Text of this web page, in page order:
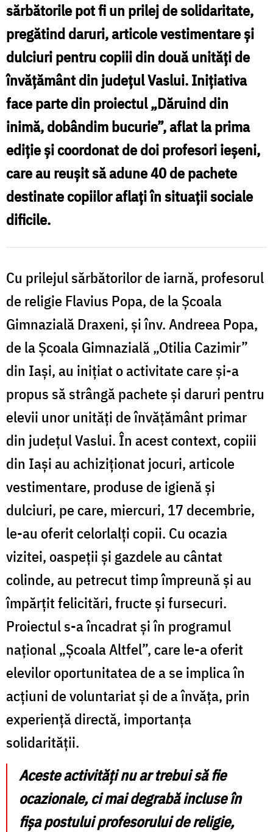
sărbătorile pot fi un prilej de solidaritate,
pregătind daruri, articole vestimentare și
dulciuri pentru copiii din două unități de
învățământ din județul Vaslui. Inițiativa
face parte din proiectul „Dăruind din
inimă, dobândim bucurie”, aflat la prima
ediție și coordonat de doi profesori ieșeni,
care au reușit să adune 40 de pachete
destinate copiilor aflați în situații sociale
dificile.
Cu prilejul sărbătorilor de iarnă, profesorul
de religie Flavius Popa, de la Școala
Gimnazială Draxeni, și înv. Andreea Popa,
de la Școala Gimnazială „Otilia Cazimir”
din Iași, au inițiat o activitate care și-a
propus să strângă pachete și daruri pentru
elevii unor unități de învățământ primar
din județul Vaslui. În acest context, copiii
din Iași au achiziționat jocuri, articole
vestimentare, produse de igienă și
dulciuri, pe care, miercuri, 17 decembrie,
le-au oferit celorlalți copii. Cu ocazia
vizitei, oaspeții și gazdele au cântat
colinde, au petrecut timp împreună și au
împărțit felicitări, fructe și fursecuri.
Proiectul s-a încadrat și în programul
național „Școala Altfel”, care le-a oferit
elevilor oportunitatea de a se implica în
acțiuni de voluntariat și de a învăța, prin
experiență directă, importanța
solidarității.
Aceste activități nu ar trebui să fie
ocazionale, ci mai degrabă incluse în
fișa postului profesorului de religie,